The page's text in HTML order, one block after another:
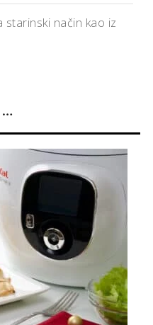
starinski način kao iz
…